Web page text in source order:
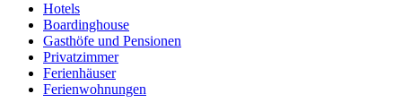
Hotels
Boardinghouse
Gasthöfe und Pensionen
Privatzimmer
Ferienhäuser
Ferienwohnungen